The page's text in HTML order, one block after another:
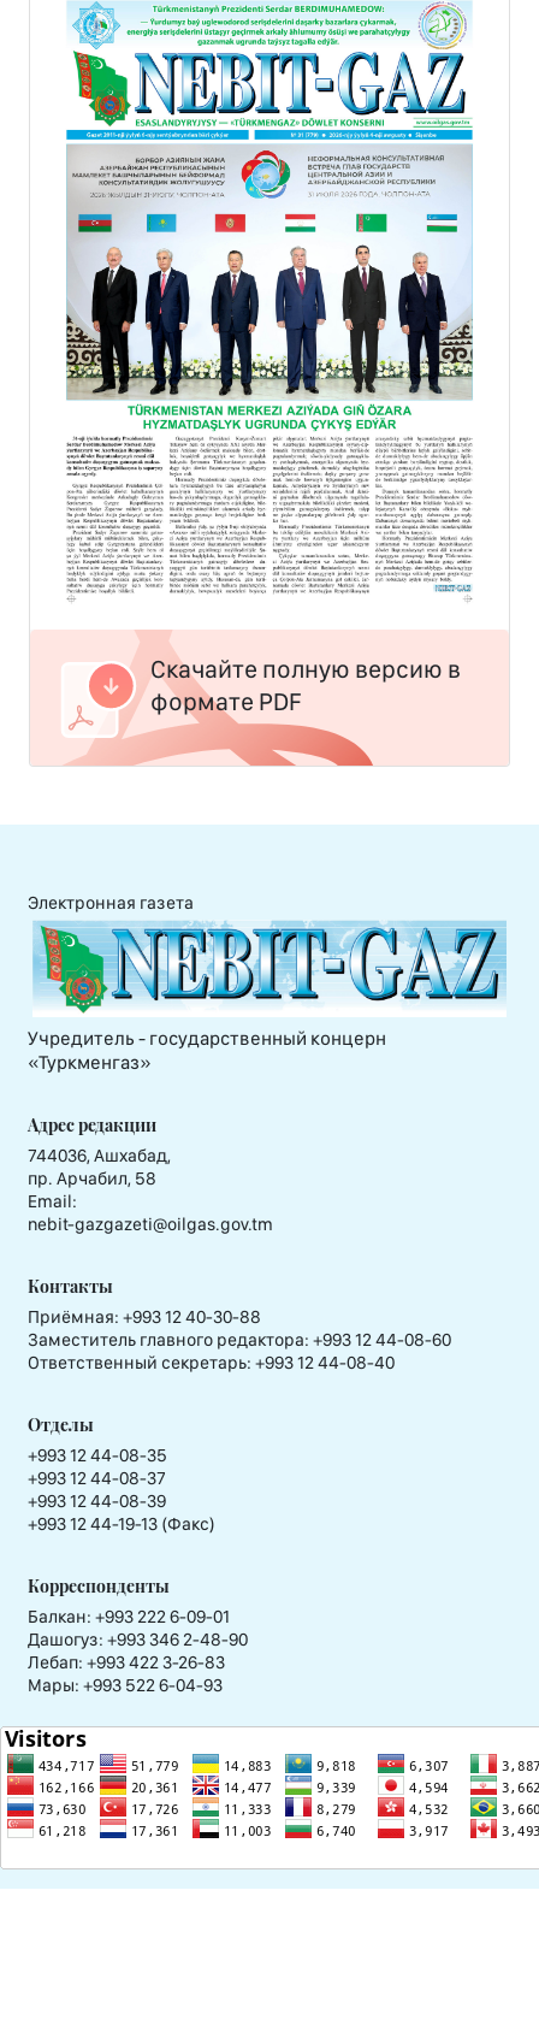
Скачайте полную версию в
формате PDF
Электронная газета
Учредитель - государственный концерн
«Туркменгаз»
Адрес редакции
744036, Ашхабад,
пр. Арчабил, 58
Email:
nebit-gazgazeti@oilgas.gov.tm
Контакты
Приёмная: +993 12 40-30-88
Заместитель главного редактора: +993 12 44-08-60
Ответственный секретарь: +993 12 44-08-40
Отделы
+993 12 44-08-35
+993 12 44-08-37
+993 12 44-08-39
+993 12 44-19-13 (Факс)
Корреспонденты
Балкан: +993 222 6-09-01
Дашогуз: +993 346 2-48-90
Лебап: +993 422 3-26-83
Мары: +993 522 6-04-93